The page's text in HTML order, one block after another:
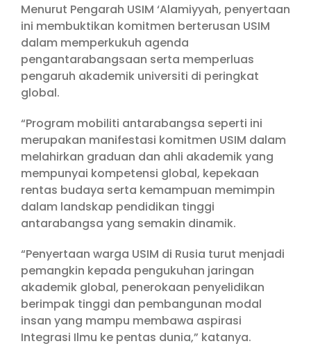
Menurut Pengarah USIM ‘Alamiyyah, penyertaan
ini membuktikan komitmen berterusan USIM
dalam memperkukuh agenda
pengantarabangsaan serta memperluas
pengaruh akademik universiti di peringkat
global.
“Program mobiliti antarabangsa seperti ini
merupakan manifestasi komitmen USIM dalam
melahirkan graduan dan ahli akademik yang
mempunyai kompetensi global, kepekaan
rentas budaya serta kemampuan memimpin
dalam landskap pendidikan tinggi
antarabangsa yang semakin dinamik.
“Penyertaan warga USIM di Rusia turut menjadi
pemangkin kepada pengukuhan jaringan
akademik global, penerokaan penyelidikan
berimpak tinggi dan pembangunan modal
insan yang mampu membawa aspirasi
Integrasi Ilmu ke pentas dunia,” katanya.